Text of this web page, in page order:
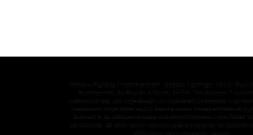
contenido